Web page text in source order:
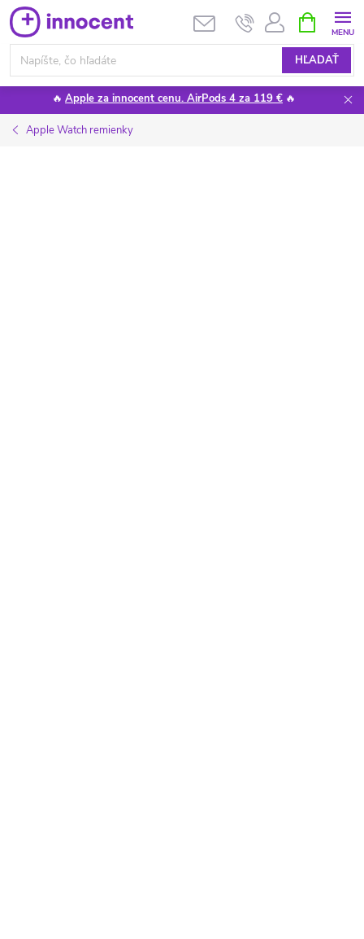
Prejsť
na
obsah
HĽADAŤ
KOŠÍK
🔥 Apple za innocent cenu. AirPods 4 za 119 € 🔥
Apple Watch remienky